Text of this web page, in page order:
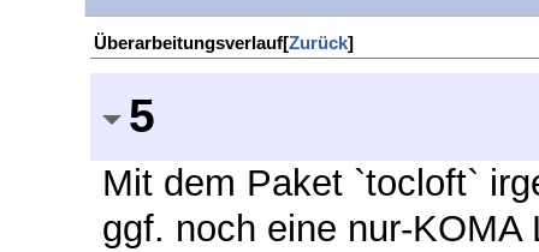
Überarbeitungsverlauf[Zurück]
5
Mit dem Paket `tocloft`
ggf. noch eine nur-